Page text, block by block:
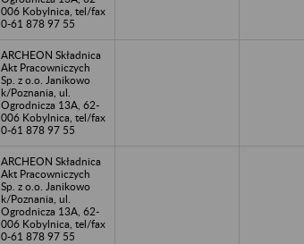
006 Kobylnica, tel/fax
0-61 878 97 55
ARCHEON Składnica
Akt Pracowniczych
Sp. z o.o. Janikowo
k/Poznania, ul.
Ogrodnicza 13A, 62-
006 Kobylnica, tel/fax
0-61 878 97 55
ARCHEON Składnica
Akt Pracowniczych
Sp. z o.o. Janikowo
k/Poznania, ul.
Ogrodnicza 13A, 62-
006 Kobylnica, tel/fax
0-61 878 97 55